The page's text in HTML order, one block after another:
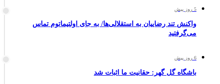
5 روز پیش
واکنش تند رضاییان به استقلالی‌ها/ به جای اولتیماتوم تماس
می‌گرفتید
6 روز پیش
باشگاه گل گهر: حقانیت ما اثبات شد